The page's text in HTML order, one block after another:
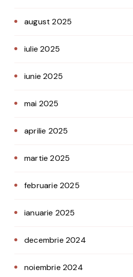
august 2025
iulie 2025
iunie 2025
mai 2025
aprilie 2025
martie 2025
februarie 2025
ianuarie 2025
decembrie 2024
noiembrie 2024